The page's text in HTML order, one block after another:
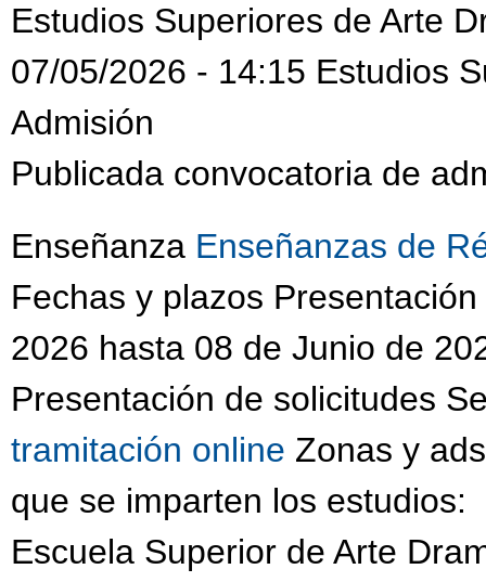
Estudios Superiores de Arte
07/05/2026 - 14:15 Estudios
Admisión
Publicada convocatoria de
Enseñanza Enseñanzas de
Fechas y plazos
2026 hasta 08 de Junio de
Presentación de solicitudes
tramitación online Zonas y
que se imparten los estudios:
Escuela Superior de Arte